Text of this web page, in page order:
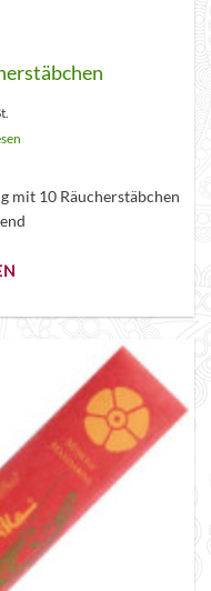
mit 10 Räucherstäbchen